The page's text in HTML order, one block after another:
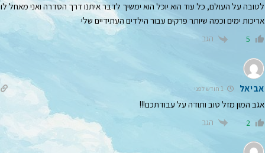
לטובה על העולם, כל עוד הוא יוכל הוא ימשיך לדבר איתנו דרך הסדרה ואני מאחל לו
אריכות ימים וכמה שיותר פרקים עבור הילדים העתידיים שלי
5 הגב
אביאל
אגב המון מזל טוב ותודה על עבודתכם!!!
2 הגב